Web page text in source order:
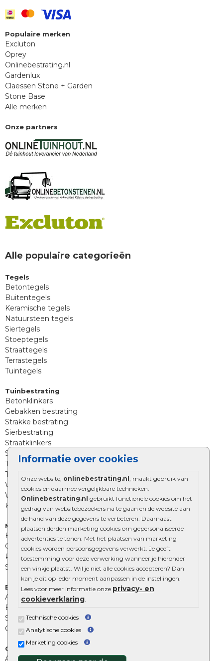
Informatie over cookies
Onze website, onlinebestrating.nl , maakt gebruik van
cookies en daarmee vergelijkbare technieken.
Onlinebestrating.nl gebruikt functionele cookies om het
gedrag van websitebezoekers na te gaan en de website aan
de hand van deze gegevens te verbeteren. Daarnaast
plaatsen derden marketing cookies om gepersonaliseerde
advertenties te tonen. Met het plaatsen van marketing
cookies worden persoonsgegevens verwerkt. Je geeft
toestemming voor deze verwerking wanneer je hieronder
een vinkje plaatst. Wil je niet alle cookies accepteren? Dan
kan je dit op ieder moment aanpassen in de instellingen.
Lees voor meer informatie onze privacy- en
cookieverklaring.
Technische cookies
Analytische cookies
Marketing cookies
Populaire merken
Excluton
Oprey
Onlinebestrating.nl
Gardenlux
Claessen Stone + Garden
Stone Base
Alle merken
Onze partners
Alle populaire categorieën
Tegels
Betontegels
Buitentegels
Keramische tegels
Natuursteen tegels
Siertegels
Stoeptegels
Straattegels
Terrastegels
Tuintegels
Tuinbestrating
Betonklinkers
Gebakken bestrating
Strakke bestrating
Sierbestrating
Straatklinkers
Straatstenen
Trommelstenen
Tuinstenen
Waalformaat
Wildverband bestrating
Kingstones
Muurelementen
Betonbielzen
Opsluitbanden
Palissades
Stapelblokken
Extra benodigdheden
Afwatering en diversen
Beplantings en betonelementen
Split, grind en zand
Oprit tegels
Overig
Aanbiedingen